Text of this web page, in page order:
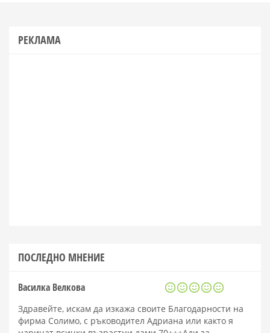
РЕКЛАМА
ПОСЛЕДНО МНЕНИЕ
Василка Велкова
Здравейте, искам да изкажа своите Благодарности на
фирма Солимо, с ръководител Адриана или както я